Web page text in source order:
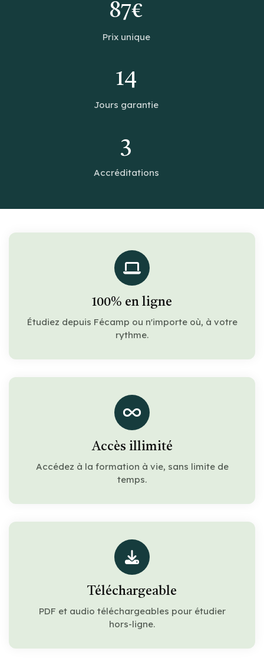
87€
Prix unique
14
Jours garantie
3
Accréditations
100% en ligne
Étudiez depuis Fécamp ou n'importe où, à votre
rythme.
Accès illimité
Accédez à la formation à vie, sans limite de
temps.
Téléchargeable
PDF et audio téléchargeables pour étudier
hors-ligne.